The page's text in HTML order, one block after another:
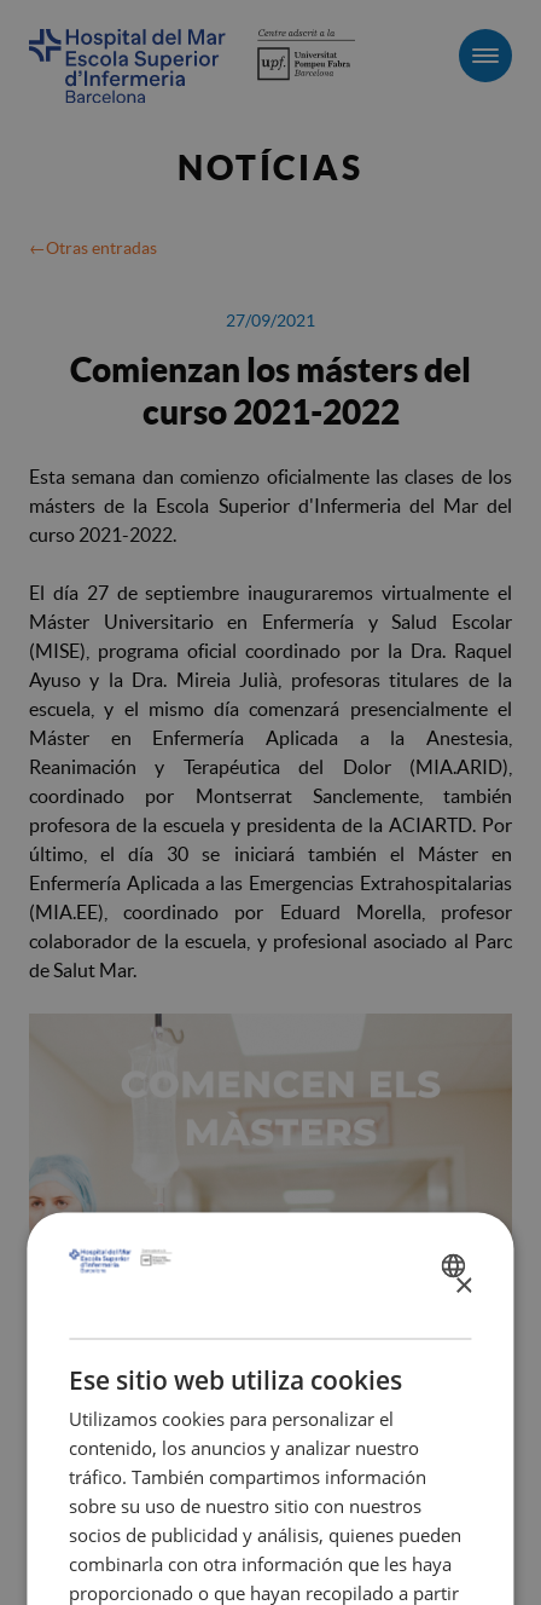
NOTÍCIAS
Otras entradas
27/09/2021
Comienzan los másters del
curso 2021-2022
Esta semana dan comienzo oficialmente las clases de los
másters de la Escola Superior d'Infermeria del Mar del
curso 2021-2022.
El día 27 de septiembre inauguraremos virtualmente el
Máster Universitario en Enfermería y Salud Escolar
(MISE), programa oficial coordinado por la Dra. Raquel
Ayuso y la Dra. Mireia Julià, profesoras titulares de la
escuela, y el mismo día comenzará presencialmente el
Máster en Enfermería Aplicada a la Anestesia,
Reanimación y Terapéutica del Dolor (MIA.ARID),
coordinado por Montserrat Sanclemente, también
profesora de la escuela y presidenta de la ACIARTD. Por
último, el día 30 se iniciará también el Máster en
Enfermería Aplicada a las Emergencias Extrahospitalarias
(MIA.EE), coordinado por Eduard Morella, profesor
colaborador de la escuela, y profesional asociado al Parc
de Salut Mar.
SPANISH
×
Ese sitio web utiliza cookies
Utilizamos cookies para personalizar el
contenido, los anuncios y analizar nuestro
tráfico. También compartimos información
sobre su uso de nuestro sitio con nuestros
socios de publicidad y análisis, quienes pueden
combinarla con otra información que les haya
proporcionado o que hayan recopilado a partir